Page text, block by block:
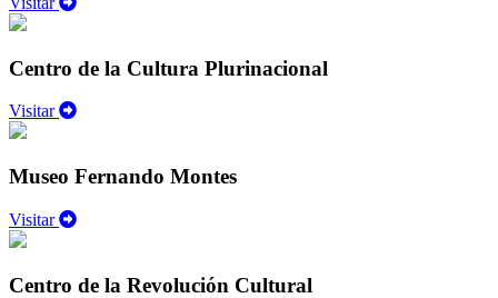
Centro de la Cultura Plurinacional
Visitar
Museo Fernando Montes
Visitar
Centro de la Revolución Cultural